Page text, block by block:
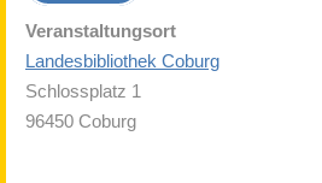
Veranstaltungsort
Landesbibliothek Coburg
Schlossplatz 1
96450 Coburg